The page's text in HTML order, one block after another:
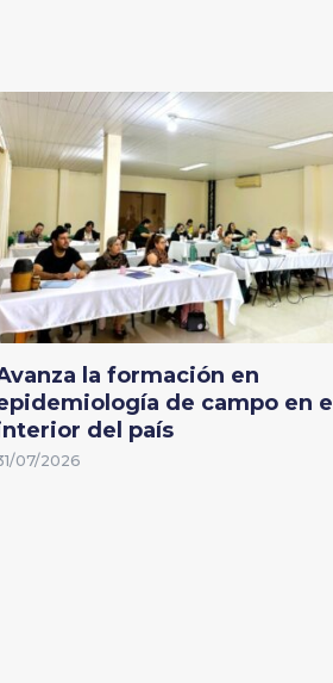
la formación en
de campo en el
del país
07/2026